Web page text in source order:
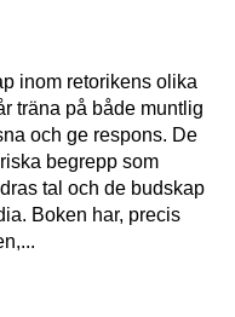
inom retorikens olika
träna på både muntlig
och ge respons. De
begrepp som
tal och de budskap
Boken har, precis